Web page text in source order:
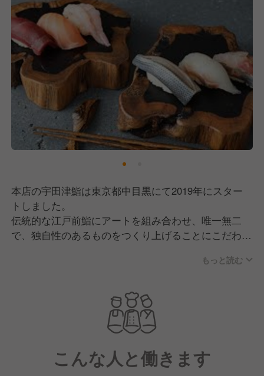
本店の宇田津鮨は東京都中目黒にて2019年にスター
トしました。
伝統的な江戸前鮨にアートを組み合わせ、唯一無二
で、独自性のあるものをつくり上げることにこだわっ
でホスピタリティを発揮してもらえる、ホールスタッ
もっと読む
こんな人と働きます